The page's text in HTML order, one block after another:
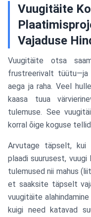
Vuugitäite
Vajaduse
Vuugitäite otsa
frustreerivalt tüütu—ja
aega ja raha. Veel
kaasa tuua
tulemuse. See
korral õige koguse
Arvutage täpselt, kui
plaadi suurusest,
tulemused nii mahus
et saaksite täpselt
vuugitäite
kuigi need katavad